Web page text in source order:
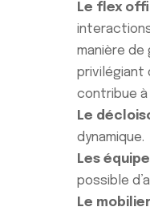
Le flex
manière
privilégiant
contribue à
Le
Les
possible
Le